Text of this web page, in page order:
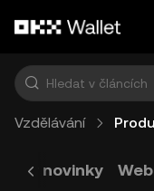
Vzdělávání
novinky